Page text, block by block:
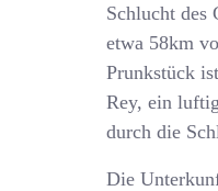
Schlucht des
etwa 58km
Prunkstück
Rey, ein
durch die
Die